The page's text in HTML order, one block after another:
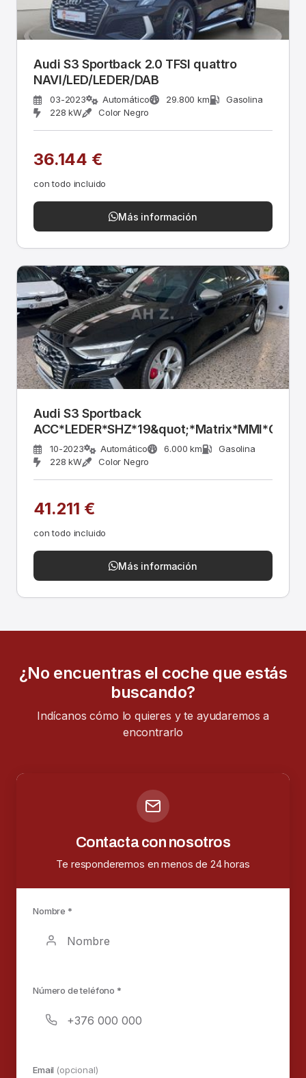
Audi S3 Sportback 2.0 TFSI quattro
NAVI/LED/LEDER/DAB
03-2023 Automático 29.800 km
Gasolina
228 kW
Color Negro
36.144 €
con todo incluido
Más información
Audi S3 Sportback
ACC*LEDER*SHZ*19&quot;*Matrix*MMI*CarPl
10-2023 Automático 6.000 km
Gasolina
228 kW
Color Negro
41.211 €
con todo incluido
Más información
¿No encuentras el coche que estás
buscando?
Indícanos cómo lo quieres y te ayudaremos a
encontrarlo
Contacta con nosotros
Te responderemos en menos de 24 horas
Nombre *
Número de teléfono *
Email (opcional)